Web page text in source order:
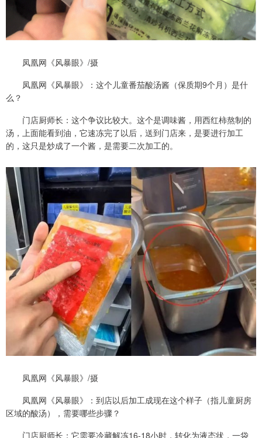
凤凰网《风暴眼》/摄
凤凰网《风暴眼》：这个儿童番茄酸汤酱（保质期9个月）是什
么？
门店厨师长：这个争议比较大。这个是调味酱，用西红柿熬制的
汤，上面能看到油，它速冻完了以后，送到门店来，是要进行加工
的，这只是炒成了一个酱，是需要二次加工的。
凤凰网《风暴眼》/摄
凤凰网《风暴眼》：到店以后加工成现在这个样子（指儿童厨房
区域的酸汤），需要哪些步骤？
门店厨师长：它需要冷藏解冻16-18小时，转化为液态状，一袋